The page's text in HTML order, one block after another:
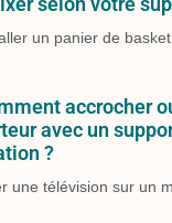
un panier de
accrocher
avec un
?
une télévision sur un